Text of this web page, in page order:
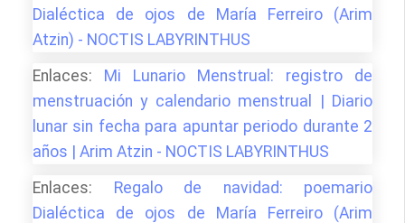
Dialéctica de ojos de María Ferreiro (Arim
Atzin) - NOCTIS LABYRINTHUS
Enlaces: Mi Lunario Menstrual: registro de
menstruación y calendario menstrual | Diario
lunar sin fecha para apuntar periodo durante 2
años | Arim Atzin - NOCTIS LABYRINTHUS
Enlaces: Regalo de navidad: poemario
Dialéctica de ojos de María Ferreiro (Arim